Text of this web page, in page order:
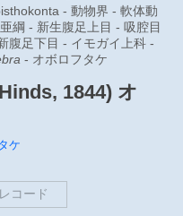
- 動物界 - 軟体動
綱 - 新生腹足上目 - 吸腔目
腹足下目 - イモガイ上科 -
- オボロフタケ
1844) オ
ケ
コード